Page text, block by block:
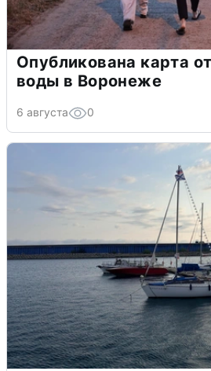
Опубликована карта
воды в Воронеже
6 августа 0